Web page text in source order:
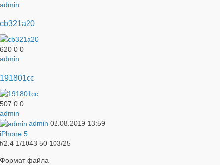
admin
cb321a20
620 0 0
admin
191801cc
507 0 0
admin
admin 02.08.2019 13:59
iPhone 5
f/2.4 1/1043 50 103/25
Формат файла